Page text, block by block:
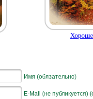
Имя (обязательно)
E-Mail (не публикуется)